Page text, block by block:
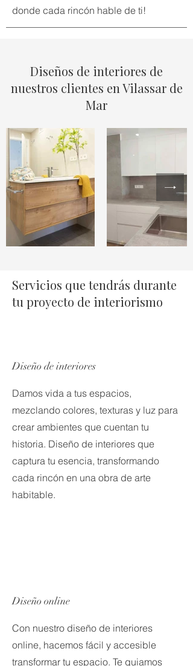
donde cada rincón hable de ti!
Diseños de interiores de
nuestros clientes en Vilassar de
Mar
Servicios que tendrás durante
tu proyecto de interiorismo
Diseño de interiores
Damos vida a tus espacios,
mezclando colores, texturas y luz para
crear ambientes que cuentan tu
historia. Diseño de interiores que
captura tu esencia, transformando
cada rincón en una obra de arte
habitable.
Diseño online
Con nuestro diseño de interiores
online, hacemos fácil y accesible
transformar tu espacio. Te guiamos